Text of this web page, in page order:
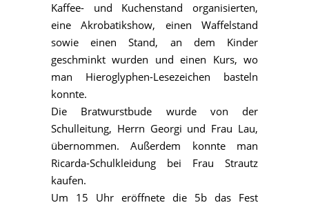
Kaffee- und Kuchenstand organisierten,
eine Akrobatikshow, einen Waffelstand
sowie einen Stand, an dem Kinder
geschminkt wurden und einen Kurs, wo
man Hieroglyphen-Lesezeichen basteln
konnte.
Die Bratwurstbude wurde von der
Schulleitung, Herrn Georgi und Frau Lau,
übernommen. Außerdem konnte man
Ricarda-Schulkleidung bei Frau Strautz
kaufen.
Um 15 Uhr eröffnete die 5b das Fest